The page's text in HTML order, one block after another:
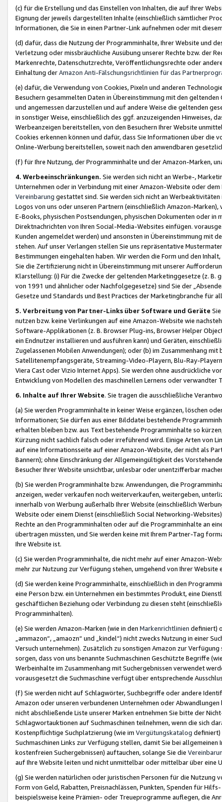
(c) für die Erstellung und das Einstellen von Inhalten, die auf Ihrer
Eignung der jeweils dargestellten Inhalte (einschließlich sämtlicher
Informationen, die Sie in einen Partner-Link aufnehmen oder mit
(d) dafür, dass die Nutzung der Programminhalte, Ihrer Website und
Verletzung oder missbräuchliche Ausübung unserer Rechte bzw. der
Markenrechte, Datenschutzrechte, Veröffentlichungsrechte oder
Einhaltung derAmazon Anti-Fälschungsrichtlinien für das
(e) dafür, die Verwendung von Cookies, Pixeln und anderen
Besuchern gesammelten Daten in Übereinstimmung mit den
und angemessen darzustellen und auf andere Weise die geltenden
in sonstiger Weise, einschließlich des ggf. anzuzeigenden Hinweises,
Werbeanzeigen bereitstellen, von den Besuchern Ihrer Website
Cookies erkennen können und dafür, dass Sie Informationen über die
Online-Werbung bereitstellen, soweit nach den anwendbaren
(f) für Ihre Nutzung, der Programminhalte und der Amazon-Marken,
4. Werbeeinschränkungen. Sie werden sich nicht an Werbe-,
Unternehmen oder in Verbindung mit einer Amazon-Website oder
Vereinbarung gestattet sind. Sie werden sich nicht an
Logos von uns oder unseren Partnern (einschließlich Amazon-
E-Books, physischen Postsendungen, physischen Dokumenten oder in
Direktnachrichten von Ihren Social-Media-Websites einfügen.
Kunden angemeldet werden) und ansonsten in Übereinstimmung mit
stehen. Auf unser Verlangen stellen Sie uns repräsentative
Bestimmungen eingehalten haben. Wir werden die Form und den
Sie die Zertifizierung nicht in Übereinstimmung mit unserer
Klarstellung: (i) Für die Zwecke der geltenden Marketinggesetze (z. B.
von 1991 und ähnlicher oder Nachfolgegesetze) sind Sie der
Gesetze und Standards und Best Practices der Marketingbranche für
5. Verbreitung von Partner-Links über Software und Geräte
nutzen bzw. keine Verlinkungen auf eine Amazon-Website wie
Software-Applikationen (z. B. Browser Plug-ins, Browser Helper
ein Endnutzer installieren und ausführen kann) und Geräten,
Zugelassenen Mobilen Anwendungen); oder (b) im Zusammenhang
Satellitenempfangsgeräte, Streaming-Video-Playern, Blu-Ray-
Viera Cast oder Vizio Internet Apps). Sie werden ohne ausdrückliche
Entwicklung von Modellen des maschinellen Lernens oder
6. Inhalte auf Ihrer Website. Sie tragen die ausschließliche
(a) Sie werden Programminhalte in keiner Weise ergänzen, löschen
Informationen; Sie dürfen aus einer Bilddatei bestehende
erhalten bleiben bzw. aus Text bestehende Programminhalte so
Kürzung nicht sachlich falsch oder irreführend wird. Einige Arten von
auf eine Informationsseite auf einer Amazon-Website, der nicht als
Bannern); ohne Einschränkung der Allgemeingültigkeit des
Besucher Ihrer Website unsichtbar, unlesbar oder unentzifferbar
(b) Sie werden Programminhalte bzw. Anwendungen, die
anzeigen, weder verkaufen noch weiterverkaufen, weitergeben,
innerhalb von Werbung außerhalb Ihrer Website (einschließlich
Website oder einem Dienst (einschließlich Social Networking-
Rechte an den Programminhalten oder auf die Programminhalte an
übertragen müssten, und Sie werden keine mit Ihrem Partner-Tag
Ihre Website ist.
(c) Sie werden Programminhalte, die nicht mehr auf einer Amazon-
mehr zur Nutzung zur Verfügung stehen, umgehend von Ihrer
(d) Sie werden keine Programminhalte, einschließlich in den
eine Person bzw. ein Unternehmen ein bestimmtes Produkt, eine
geschäftlichen Beziehung oder Verbindung zu diesen steht
Programminhalten).
(e) Sie werden Amazon-Marken (wie in den Markenrichtlinien definiert)
„ammazon“, „amaozn“ und „kindel“) nicht zwecks Nutzung in einer
Versuch unternehmen). Zusätzlich zu sonstigen Amazon zur
sorgen, dass von uns benannte Suchmaschinen Geschützte Begriffe
Werbeinhalte im Zusammenhang mit Suchergebnissen verwendet
vorausgesetzt die Suchmaschine verfügt über entsprechende
(f) Sie werden nicht auf Schlagwörter, Suchbegriffe oder andere
Amazon oder unseren verbundenen Unternehmen oder
nicht abschließende Liste unserer Marken entnehmen Sie bitte der
Schlagwortauktionen auf Suchmaschinen teilnehmen, wenn die sich
Kostenpflichtige Suchplatzierung (wie im Vergütungskatalog definiert)
Suchmaschinen Links zur Verfügung stellen, damit Sie bei
kostenfreien Suchergebnissen) auftauchen, solange Sie die
auf Ihre Website leiten und nicht unmittelbar oder mittelbar über eine
(g) Sie werden natürlichen oder juristischen Personen für die Nutzung
Form von Geld, Rabatten, Preisnachlässen, Punkten, Spenden für
beispielsweise keine Prämien- oder Treueprogramme auflegen, die